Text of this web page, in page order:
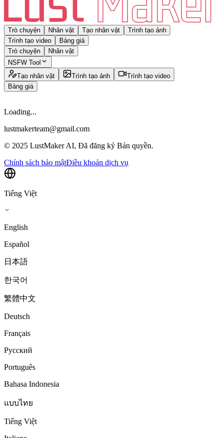
Trò chuyện Nhân vật Tạo nhân vật
Trình tạo ảnh
Trình tạo video
Bảng giá
Trò chuyện
Nhân vật
NSFW Tool
Tạo nhân vật
Trình tạo ảnh
Trình tạo video
Bảng giá
Loading...
lustmakerteam@gmail.com
© 2025 LustMaker AI, Đã đăng ký Bản quyền.
Chính sách bảo mậtĐiều khoản dịch vụ
Tiếng Việt
English
Español
日本語
한국어
繁體中文
Deutsch
Français
Русский
Português
Bahasa Indonesia
แบบไทย
Tiếng Việt